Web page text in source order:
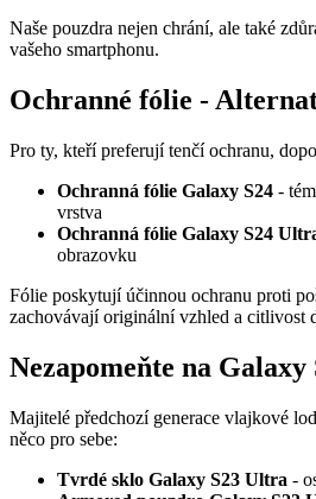
Naše pouzdra nejen chrání, ale také
vašeho smartphonu.
Ochranné fólie -
Pro ty, kteří preferují tenčí ochranu,
Ochranná fólie Galaxy S24 -
vrstva
Ochranná fólie Galaxy S24
obrazovku
Fólie poskytují účinnou ochranu proti
zachovávají originální vzhled a citlivost
Nezapomeňte na
Majitelé předchozí generace vlajkové
něco pro sebe:
Tvrdé sklo Galaxy S23 Ultra -